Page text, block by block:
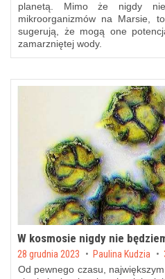
planetą. Mimo że nigdy nie
mikroorganizmów na Marsie,
sugerują, że mogą one
zamarzniętej wody.
W kosmosie nigdy nie
Posted on
28 grudnia 2023 by Paulina Kudzia
Od pewnego czasu,